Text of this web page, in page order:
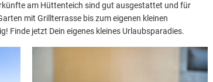
am Hüttenteich sind gut ausgestattet und für
mit Grillterrasse bis zum eigenen kleinen
Finde jetzt Dein eigenes kleines Urlaubsparadies.